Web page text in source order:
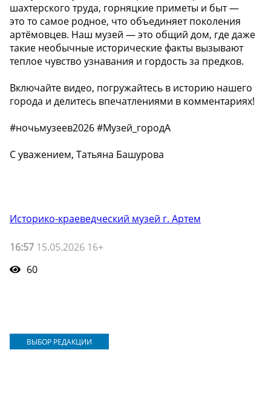
шахтерского труда, горняцкие приметы и быт —
это то самое родное, что объединяет поколения
артёмовцев. Наш музей — это общий дом, где даже
такие необычные исторические факты вызывают
теплое чувство узнавания и гордость за предков.
Включайте видео, погружайтесь в историю нашего
города и делитесь впечатлениями в комментариях!
#ночьмузеев2026 #Музей_городА
С уважением, Татьяна Башурова
Историко-краеведческий музей г. Артем
16:57 15.05.2026 16+
60
ВЫБОР РЕДАКЦИИ